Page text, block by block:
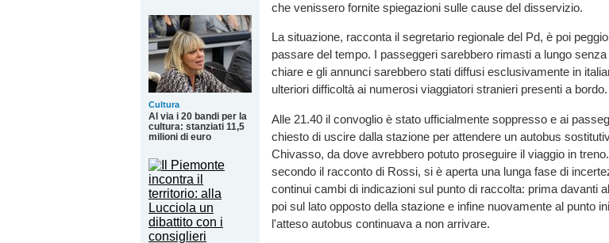
Cultura
Al via i 20 bandi per la
cultura: stanziati 11,5
milioni di euro
che venissero fornite spiegazioni sulle cause del disservizio.
La situazione, racconta il segretario regionale del Pd, è poi
passare del tempo. I passeggeri sarebbero rimasti a lungo
chiare e gli annunci sarebbero stati diffusi esclusivamente in
ulteriori difficoltà ai numerosi viaggiatori stranieri presenti a bordo.
Alle 21.40 il convoglio è stato ufficialmente soppresso e ai
chiesto di uscire dalla stazione per attendere un autobus
Chivasso, da dove avrebbero potuto proseguire il viaggio in
secondo il racconto di Rossi, si è aperta una lunga fase di
continui cambi di indicazioni sul punto di raccolta: prima davanti
poi sul lato opposto della stazione e infine nuovamente al punto
l'atteso autobus continuava a non arrivare.